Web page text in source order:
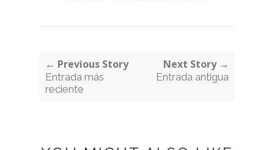
← Previous Story
Entrada más
reciente
Next Story →
Entrada antigua